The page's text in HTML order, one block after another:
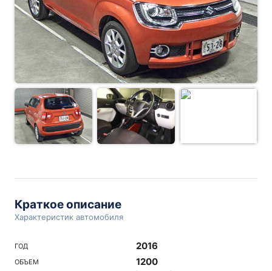
Краткое описание
Характеристик автомобиля
ГОД 2016
ОБЪЕМ 1200